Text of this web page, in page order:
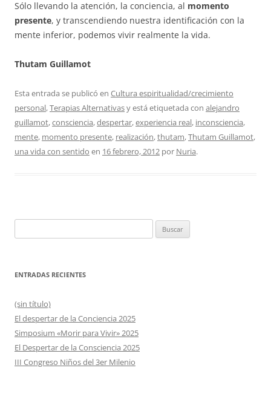
Sólo llevando la atención, la conciencia, al momento
presente, y transcendiendo nuestra identificación con la
mente inferior, podemos vivir realmente la vida.
Thutam Guillamot
Esta entrada se publicó en Cultura espiritualidad/crecimiento
personal,Terapias Alternativasy está etiquetada con alejandro
guillamot,consciencia,despertar,experiencia real, inconsciencia,
mente, momento presente, realización,thutam,Thutam Guillamot,
una vida con sentido en 16 febrero, 2012 por Nuria.
ENTRADAS RECIENTES
(sin título)
El despertar de la Conciencia 2025
Simposium «Morir para Vivir» 2025
El Despertar de la Consciencia 2025
III Congreso Niños del 3er Milenio